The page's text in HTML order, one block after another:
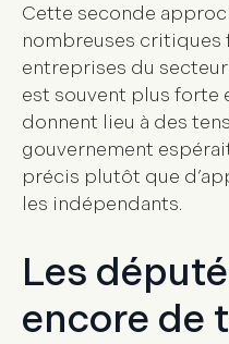
Cette seconde
nombreuses critiques
entreprises du
est souvent plus forte
donnent lieu à des
gouvernement
précis plutôt que
les indépendants.
Les
encore de